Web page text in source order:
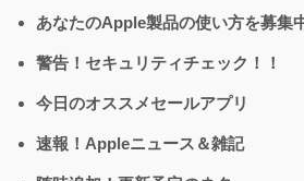
あなたのApple製品の使い方を募集
警告！セキュリティチェック！！
今日のオススメセールアプリ
速報！Appleニュース＆雑記